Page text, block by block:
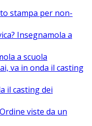
stampa per non-
Insegnamola a
a scuola
va in onda il casting
il casting dei
viste da un